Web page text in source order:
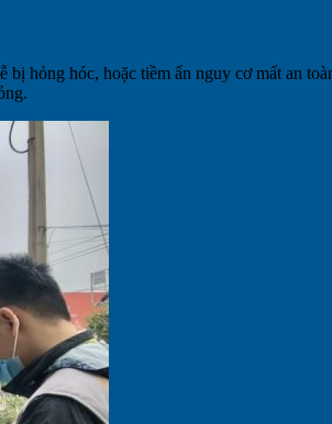
bị hỏng hóc, hoặc tiềm ẩn nguy cơ mất an